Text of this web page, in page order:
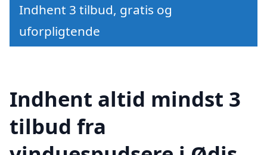
Indhent 3 tilbud, gratis og
uforpligtende
Indhent altid mindst 3
tilbud fra